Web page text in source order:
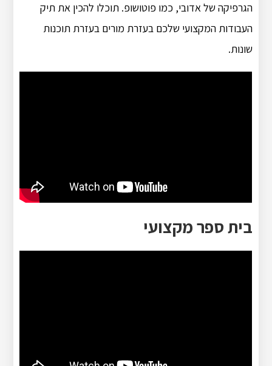
הגרפיקה של אדובי, כמו פוטושופ. תוכלו להכין את תיק
העבודות המקצועי שלכם בעזרת מורים בעזרת תוכנות
שונות.
בית ספר מקצועי